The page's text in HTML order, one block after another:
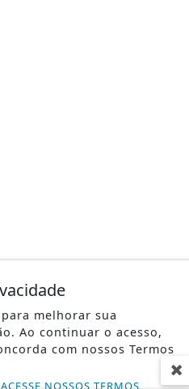
RESERVADOS.
E PRIVACIDADE
melhorar sua
Ao continuar o acesso,
com nossos Termos
ACESSE NOSSOS TERMOS